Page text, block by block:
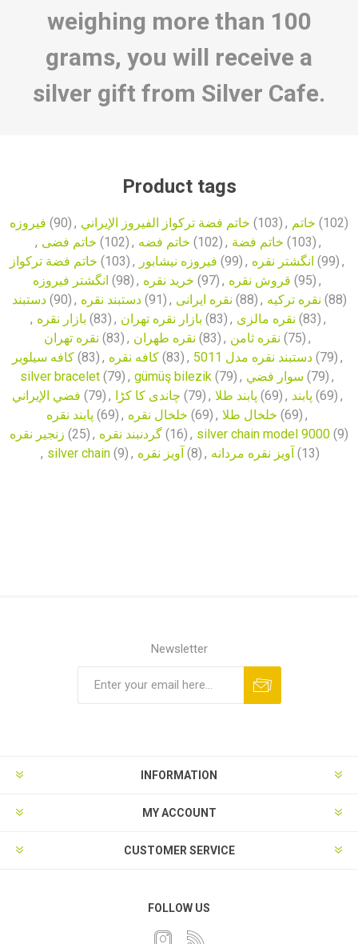
weighing more than 100
grams, you will receive a
silver gift from Silver Cafe.
Product tags
فیروزه (90) , خاتم فضة تركواز الفيروز الإيراني (103) , خاتم (102)
, خاتم فضی (102) , خاتم فضه (102) , خاتم فضة (103) ,
خاتم فضة تركواز (103) , فیروزه نیشابور (99) , انگشتر نقره (99) ,
انگشتر فیروزه (98) , خرید نقره (97) , قروش نقره (95) ,
دستبند (90) , دستبند نقره (91) , نقره ایرانی (88) , نقره ترکیه (88)
, بازار نقره (83) , بازار نقره تهران (83) , نقره مالزی (83) ,
نقره تهران (83) , نقره طهران (83) , نقره ثامن (75) ,
کافه سیلویر (83) , کافه نقره (83) , دستبند نقره مدل 5011 (79) ,
silver bracelet (79) , gümüş bilezik (79) , سوار فضي (79) ,
فضي الإيراني (79) , چاندی کا کڑا (79) , پابند طلا (69) , پابند (69) ,
پابند نقره (69) , خلخال نقره (69) , خلخال طلا (69) ,
زنجیر نقره (25) , گردنبند نقره (16) , silver chain model 9000 (9)
, silver chain (9) , آویز نقره (8) , آویز نقره مردانه (13)
Newsletter
INFORMATION
MY ACCOUNT
CUSTOMER SERVICE
FOLLOW US